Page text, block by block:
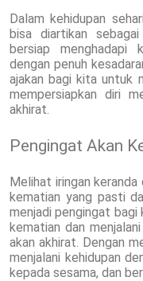
Dalam kehidupan
bisa diartikan
bersiap menghadapi
dengan penuh
ajakan bagi kita untuk
mempersiapkan diri
akhirat.
Pengingat Akan
Melihat iringan
kematian yang pasti
menjadi pengingat
kematian dan
akan akhirat. Dengan
menjalani kehidupan
kepada sesama, dan